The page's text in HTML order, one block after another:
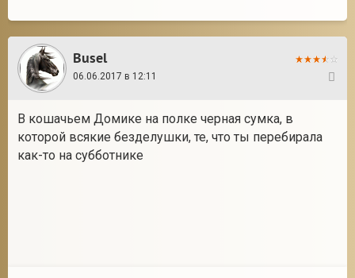
Busel
06.06.2017 в 12:11
В кошачьем Домике на полке черная сумка, в
которой всякие безделушки, те, что ты перебирала
как-то на субботнике